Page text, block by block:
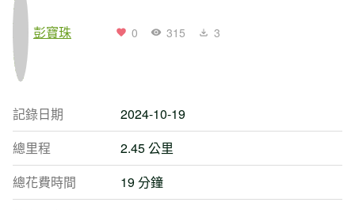
彭寶珠 0 315 3
記錄日期
2024-10-19
總里程
2.45 公里
總花費時間
19 分鐘